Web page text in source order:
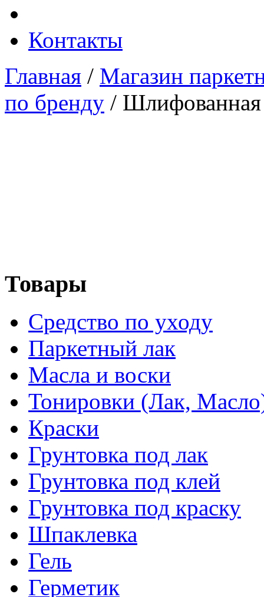
Контакты
Главная / Магазин
по бренду / Шлифованная
Товары
Средство по уходу
Паркетный лак
Масла и воски
Тонировки (Лак,
Краски
Грунтовка под лак
Грунтовка под клей
Грунтовка под краску
Шпаклевка
Гель
Герметик